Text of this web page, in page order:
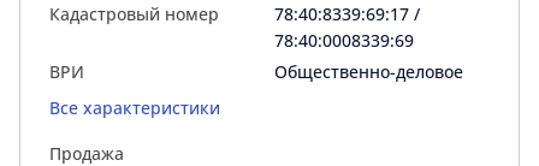
Кадастровый номер
78:40:8339:69:17 /
78:40:0008339:69
ВРИ
Общественно-деловое
Все характеристики
Продажа